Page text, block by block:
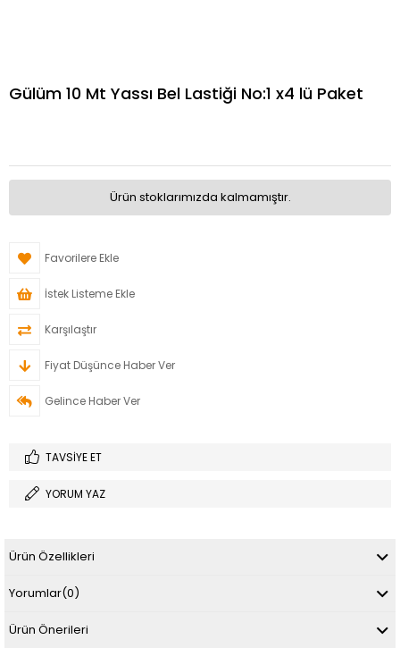
Gülüm 10 Mt Yassı Bel Lastiği No:1 x4 lü Paket
Ürün stoklarımızda kalmamıştır.
Favorilere Ekle
İstek Listeme Ekle
Karşılaştır
Fiyat Düşünce Haber Ver
Gelince Haber Ver
TAVSIYE ET
YORUM YAZ
Ürün Özellikleri
Yorumlar(0)
Ürün Önerileri